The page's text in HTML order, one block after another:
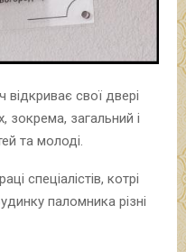
свої двері
зокрема, загальний і
та молоді.
спеціалістів, котрі
паломника різні